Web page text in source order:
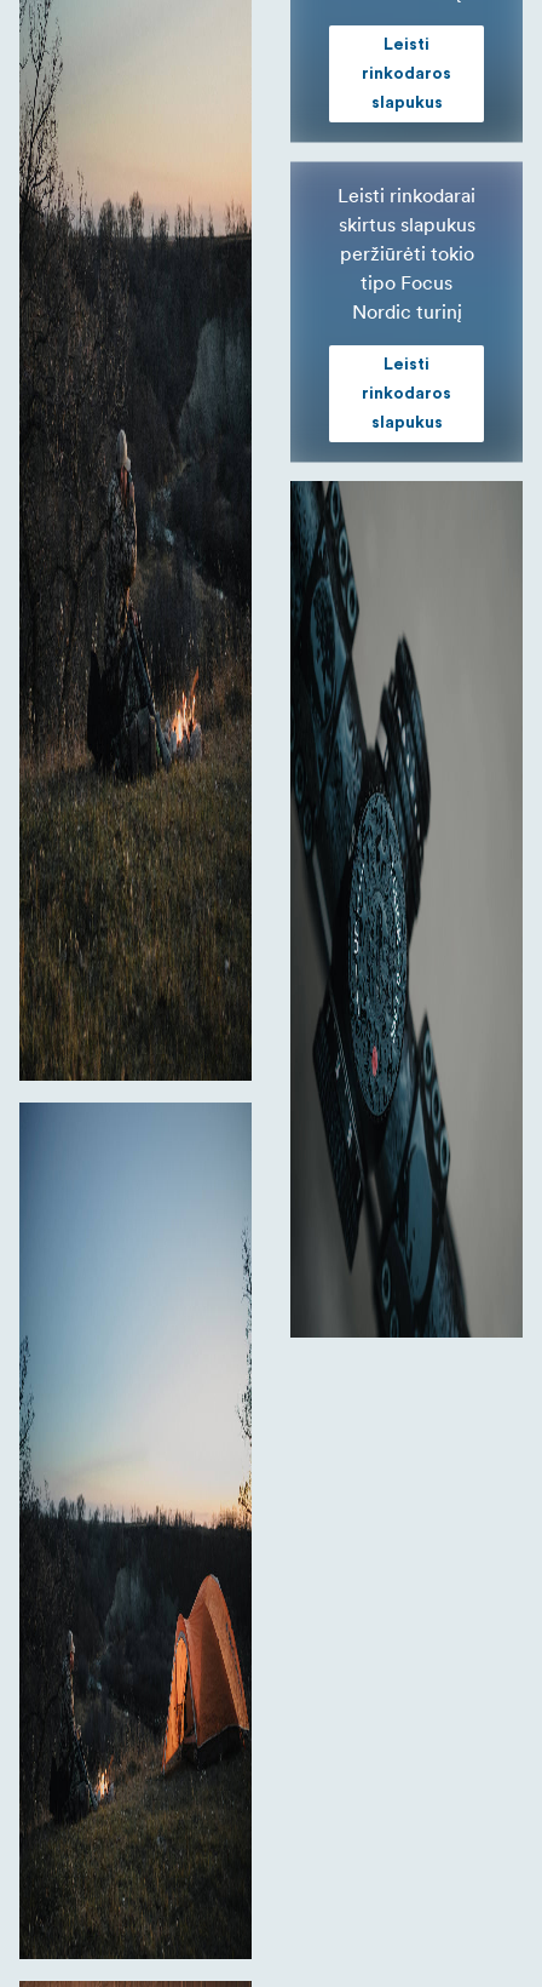
Leisti
rinkodaros
slapukus
Leisti rinkodarai
skirtus slapukus
peržiūrėti tokio
tipo Focus
Nordic turinį
Leisti
rinkodaros
slapukus